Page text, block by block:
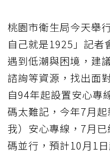
桃園市衛生局今天舉
自己就是1925」記者
遇到低潮與困境，建
諮詢等資源，找出面
自94年起設置安心專
碼太難記，今年7月
我）安心專線，7月
碼並行，預計10月1